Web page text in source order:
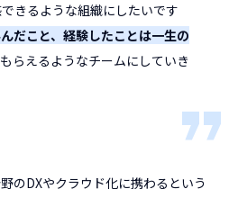
きるような組織にしたいです
だこと、経験したことは一生の
らえるようなチームにしていき
のDXやクラウド化に携わるという